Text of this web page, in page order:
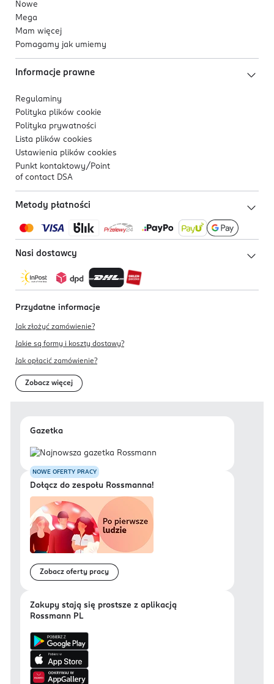
Nowe
Mega
Mam więcej
Pomagamy jak umiemy
Informacje prawne
Regulaminy
Polityka plików cookie
Polityka prywatności
Lista plików cookies
Ustawienia plików cookies
Punkt kontaktowy/ Point
of contact DSA
Metody płatności
Nasi dostawcy
Przydatne informacje
Jak złożyć zamówienie?
Jakie są formy i koszty dostawy?
Jak opłacić zamówienie?
Zobacz więcej
Gazetka
NOWE OFERTY PRACY
Dołącz do zespołu Rossmanna!
Zobacz oferty pracy
Zakupy stają się prostsze z aplikacją
Rossmann PL